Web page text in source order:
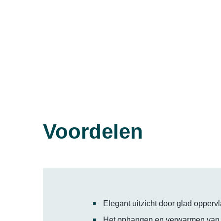
Voordelen
Elegant uitzicht door glad